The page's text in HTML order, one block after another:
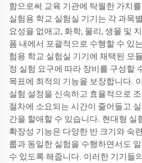
함으로써 교육 기관에 탁월한 가치
실험용 학교 실험실 기기는 각 과목
요성을 없애고, 화학, 물리, 생물 및
폼 내에서 포괄적으로 수행할 수 있
험용 학교 실험실 기기에 채택된 모
정 실험 요구에 따라 장비를 구성할
목표에 최적의 기능을 보장합니다.
실험 설정을 신속하고 효율적으로
절차에 소요되는 시간이 줄어들고
간을 할애할 수 있습니다. 현대형 실
확장성 기능은 다양한 반 크기와 숙
룹과 동일한 실험을 수행하면서도
수 있도록 해줍니다. 이러한 기기들